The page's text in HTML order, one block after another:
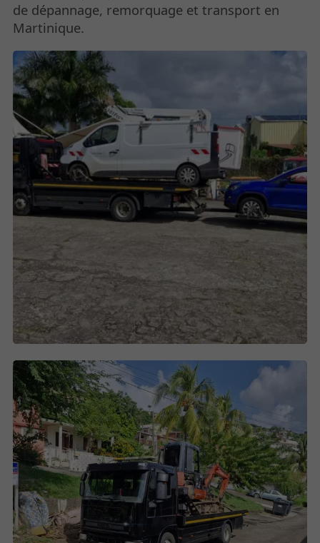
de dépannage, remorquage et transport en
Martinique.